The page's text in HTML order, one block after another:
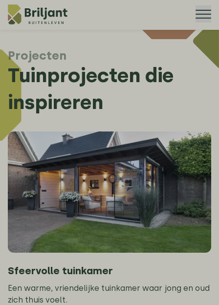
Projecten
Tuinprojecten die
inspireren
Sfeervolle tuinkamer
Een warme, vriendelijke tuinkamer waar jong en oud
zich thuis voelt.